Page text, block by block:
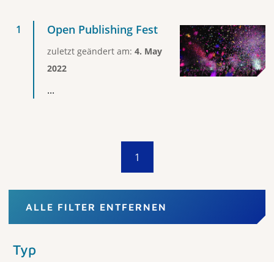
Open Publishing Fest
zuletzt geändert am: 4. May
2022
...
1
ALLE FILTER ENTFERNEN
Typ